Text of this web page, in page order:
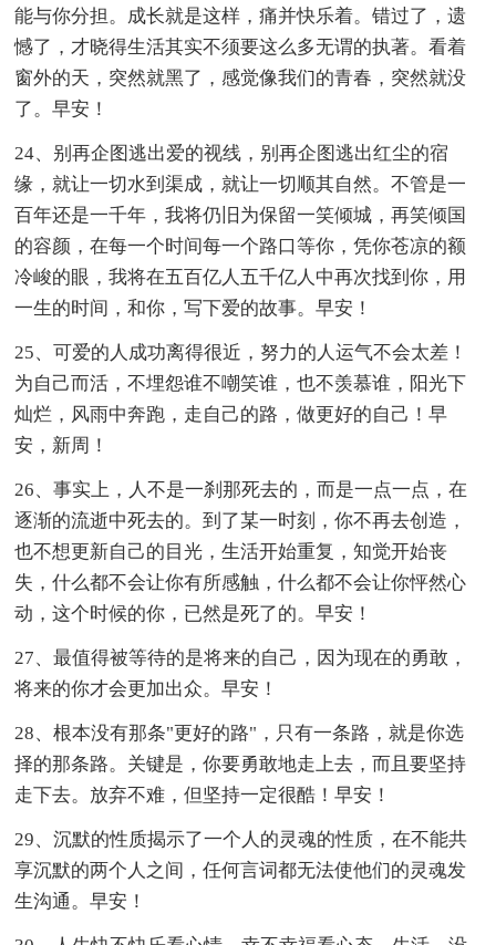
能与你分担。成长就是这样，痛并快乐着。错过了，遗
憾了，才晓得生活其实不须要这么多无谓的执著。看着
窗外的天，突然就黑了，感觉像我们的青春，突然就没
了。早安！
24、别再企图逃出爱的视线，别再企图逃出红尘的宿
缘，就让一切水到渠成，就让一切顺其自然。不管是一
百年还是一千年，我将仍旧为保留一笑倾城，再笑倾国
的容颜，在每一个时间每一个路口等你，凭你苍凉的额
冷峻的眼，我将在五百亿人五千亿人中再次找到你，用
一生的时间，和你，写下爱的故事。早安！
25、可爱的人成功离得很近，努力的人运气不会太差！
为自己而活，不埋怨谁不嘲笑谁，也不羡慕谁，阳光下
灿烂，风雨中奔跑，走自己的路，做更好的自己！早
安，新周！
26、事实上，人不是一刹那死去的，而是一点一点，在
逐渐的流逝中死去的。到了某一时刻，你不再去创造，
也不想更新自己的目光，生活开始重复，知觉开始丧
失，什么都不会让你有所感触，什么都不会让你怦然心
动，这个时候的你，已然是死了的。早安！
27、最值得被等待的是将来的自己，因为现在的勇敢，
将来的你才会更加出众。早安！
28、根本没有那条"更好的路"，只有一条路，就是你选
择的那条路。关键是，你要勇敢地走上去，而且要坚持
走下去。放弃不难，但坚持一定很酷！早安！
29、沉默的性质揭示了一个人的灵魂的性质，在不能共
享沉默的两个人之间，任何言词都无法使他们的灵魂发
生沟通。早安！